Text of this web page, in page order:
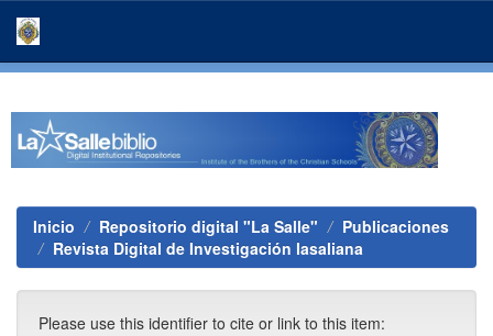
Inicio Repositorio digital "La Salle"
Publicaciones
Revista Digital de Investigación lasaliana
Please use this identifier to cite or link to this item: